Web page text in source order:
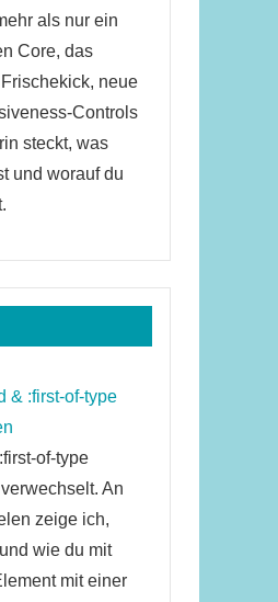
als nur ein
Core, das
neue
Controls
steckt, was
und worauf du
& :first-of-type
of-type
An
zeige ich,
wie du mit
mit einer